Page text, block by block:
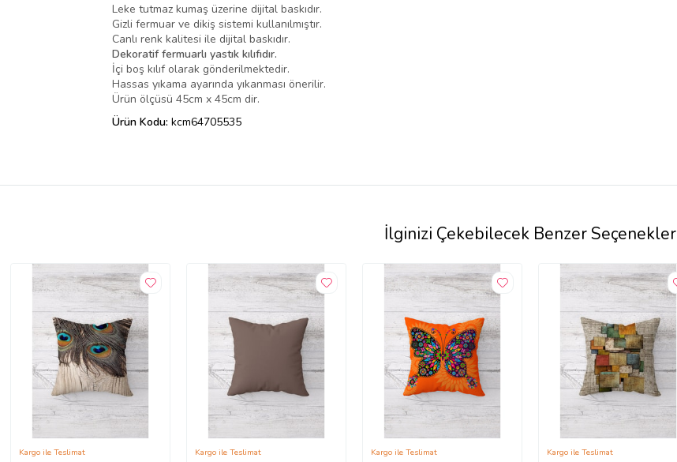
Leke tutmaz kumaş üzerine dijital baskıdır.
Gizli fermuar ve dikiş sistemi kullanılmıştır.
Canlı renk kalitesi ile dijital baskıdır.
Dekoratif fermuarlı yastık kılıfıdır.
İçi boş kılıf olarak gönderilmektedir.
Hassas yıkama ayarında yıkanması önerilir.
Ürün ölçüsü 45cm x 45cm dir.
Ürün Kodu: kcm64705535
İlginizi Çekebilecek Benzer Seçenekler
Kargo ile Teslimat Kargo ile Teslimat Kargo ile Teslimat Kargo ile Teslimat